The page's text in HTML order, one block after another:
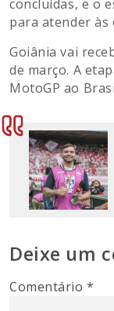
concluídas, e o
para atender às
Goiânia vai
de março. A
MotoGP ao
Deixe um
Comentário*